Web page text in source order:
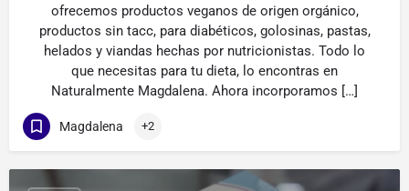
ofrecemos productos veganos de origen orgánico,
productos sin tacc, para diabéticos, golosinas, pastas,
helados y viandas hechas por nutricionistas. Todo lo
que necesitas para tu dieta, lo encontras en
Naturalmente Magdalena. Ahora incorporamos […]
Magdalena +2